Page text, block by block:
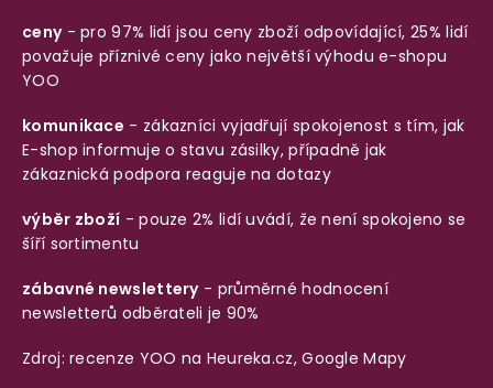
ceny- pro 97% lidí jsou ceny zboží odpovídající, 25% lidí
považuje příznivé ceny jako největší výhodu e-shopu
YOO
komunikace - zákazníci vyjadřují spokojenost s tím, jak
E-shop informuje o stavu zásilky, případně jak
zákaznická podpora reaguje na dotazy
výběr zboží - pouze 2% lidí uvádí, že není spokojeno se
šíří sortimentu
zábavné newslettery- průměrné hodnocení
newsletterů odběrateli je 90%
Zdroj: recenze YOO na Heureka.cz,Google Mapy